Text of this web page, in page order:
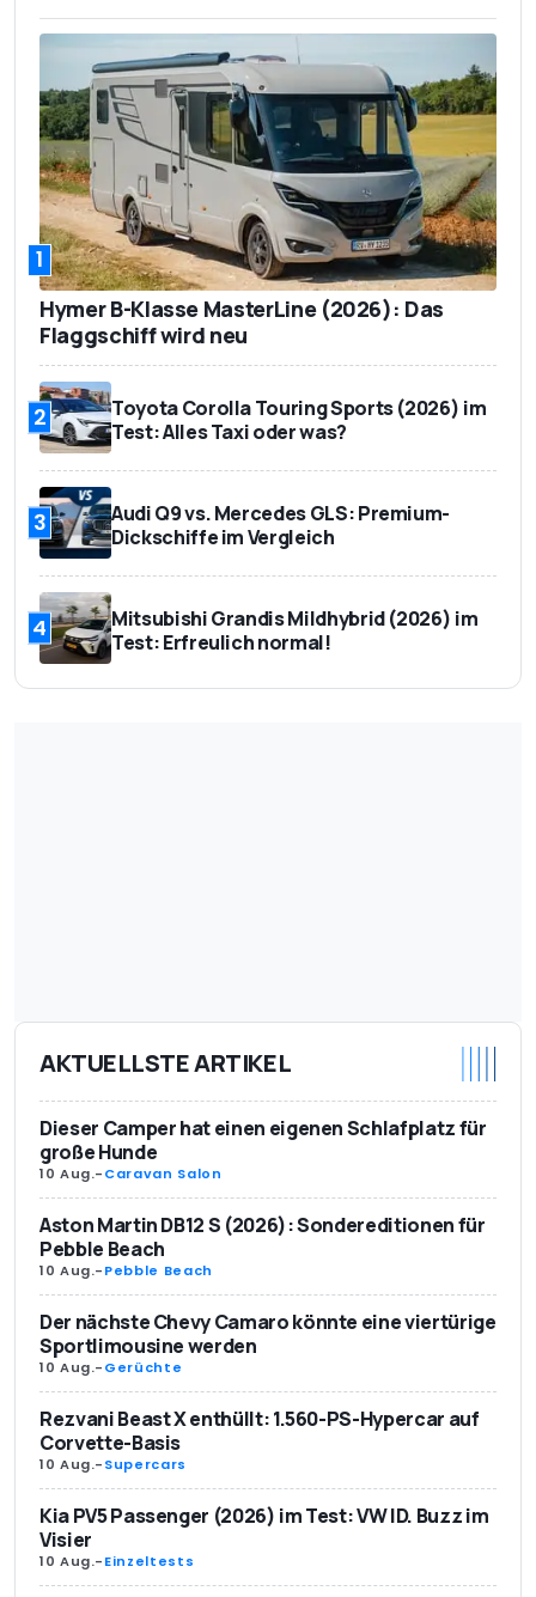
1
Hymer B-Klasse MasterLine (2026): Das
Flaggschiff wird neu
2
Toyota Corolla Touring Sports (2026) im
Test: Alles Taxi oder was?
3
Audi Q9 vs. Mercedes GLS: Premium-
Dickschiffe im Vergleich
4
Mitsubishi Grandis Mildhybrid (2026) im
Test: Erfreulich normal!
AKTUELLSTE ARTIKEL
Dieser Camper hat einen eigenen Schlafplatz für
große Hunde
10 Aug.-Caravan Salon
Aston Martin DB12 S (2026): Sondereditionen für
Pebble Beach
10 Aug.-Pebble Beach
Der nächste Chevy Camaro könnte eine viertürige
Sportlimousine werden
10 Aug.-Gerüchte
Rezvani Beast X enthüllt: 1.560-PS-Hypercar auf
Corvette-Basis
10 Aug.-Supercars
Kia PV5 Passenger (2026) im Test: VW ID. Buzz im
Visier
10 Aug.-Einzeltests